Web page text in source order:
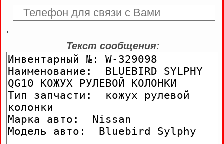
'
Текст сообщения: